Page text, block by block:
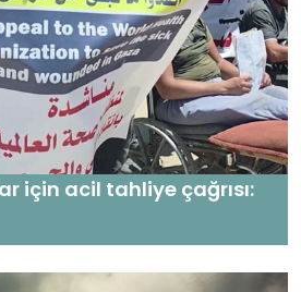
için acil tahliye çağrısı: